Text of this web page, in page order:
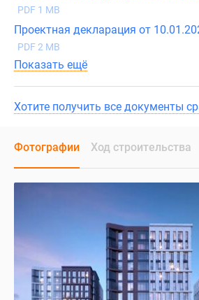
PDF 1 MB
Проектная декларация от
PDF 2 MB
Показать ещё
Хотите получить все документы
Фотографии Ход строительства